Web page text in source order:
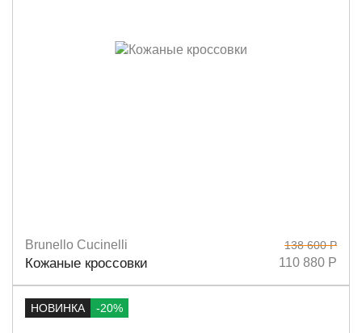
Размеры
Brunello Cucinelli
Кожаные кроссовки
138 600 Р
110 880 Р
НОВИНКА -20%